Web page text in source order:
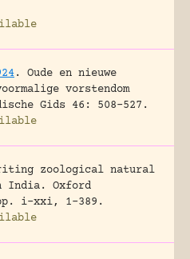
.
Oude en nieuwe
vorstendom
Gids 46: 508-527.
zoological natural
India.
Oxford
i-xxi, 1-389.